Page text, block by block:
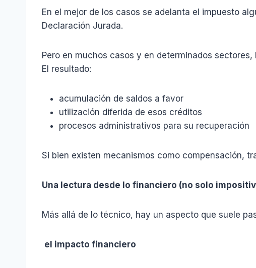
En el mejor de los casos se adelanta el impuesto
Declaración Jurada.
Pero en muchos casos y en determinados
El resultado:
acumulación de saldos a favor
utilización diferida de esos créditos
procesos administrativos para su recuperación
Si bien existen mecanismos como compensación,
Una lectura desde lo financiero (no solo
Más allá de lo técnico, hay un aspecto que suele
el impacto financiero